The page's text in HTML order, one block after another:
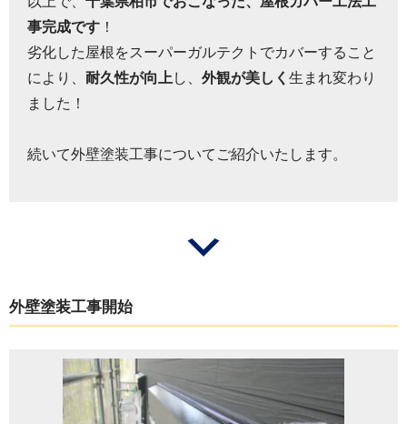
事完成です ！
劣化した屋根をスーパーガルテクトでカバーすること
により、 耐久性が向上 し、 外観が美しく 生まれ変わり
ました！
続いて外壁塗装工事についてご紹介いたします。
外壁塗装工事開始